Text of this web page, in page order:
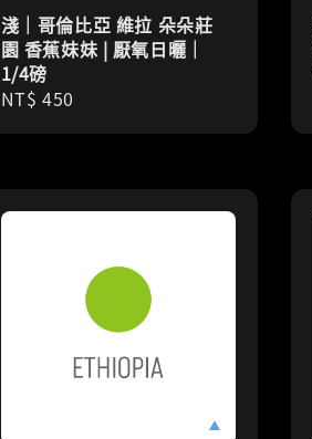
淺｜哥倫比亞 維拉 朵朵莊
園 香蕉妹妹 | 厭氧日曬｜
1/4磅
Regular
NT$ 450